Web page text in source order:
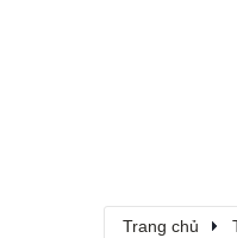
Trang chủ